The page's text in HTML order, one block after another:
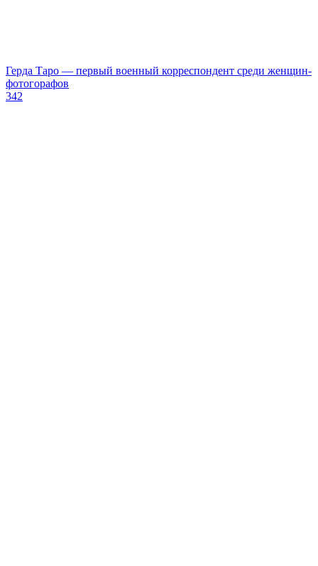
Герда Таро — первый военный корреспондент среди женщин-
фотогорафов
342